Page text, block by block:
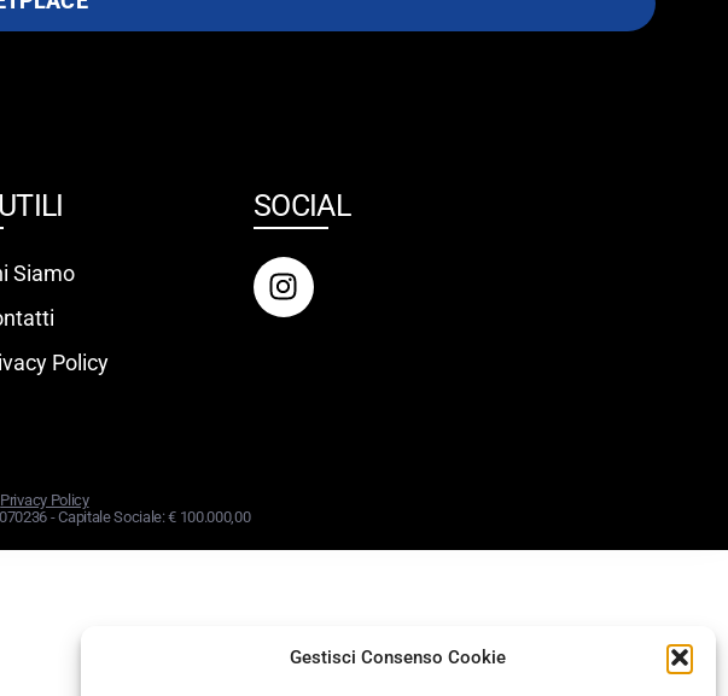
Gestisci Consenso Cookie
Siamo
Policy
SOCIAL
Privacy Policy
- Capitale Sociale: € 100.000,00